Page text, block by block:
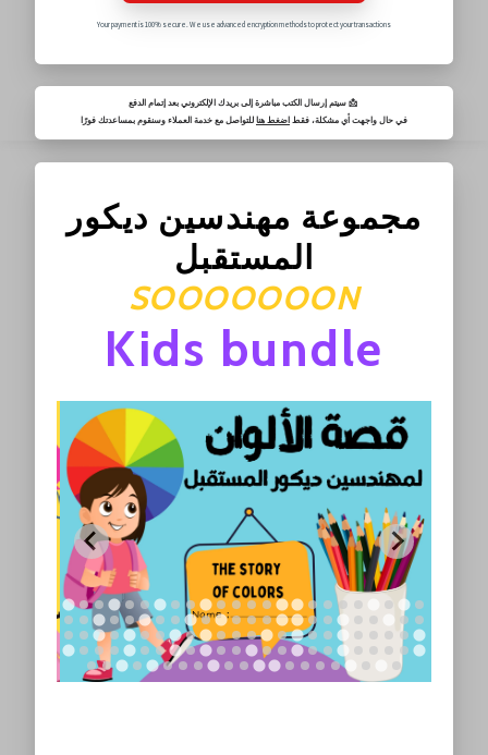
Your payment is 100% secure. We use advanced encryption methods to protect your transactions
سيتم إرسال الكتب مباشرة إلى بريدك الإلكتروني بعد إتمام الدفع 📩
في حال واجهت أي مشكلة، فقط
اضغط هنا للتواصل مع خدمة العملاء وسنقوم بمساعدتك فورًا
مجموعة مهندسين ديكور
المستقبل
SOOOOOOON
Kids bundle